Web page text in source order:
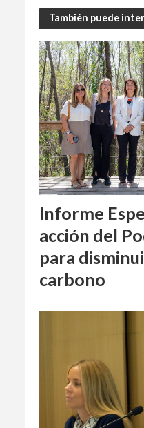
También puede
Informe
acción del
para
carbono